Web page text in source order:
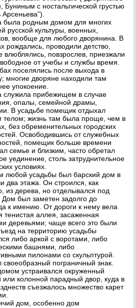
Буниным с ностальгической грустью
была родным домом для многих
русской культуры, военных,
вообще для любого дворянина. В
рождались, проводили детство,
влюблялись, повзрослев, приезжали
от учебы и службы время.
поселялись после выхода в
многие дворяне находили там
упокоение.
служила прибежищем в случае
опалы, семейной драмы,
В усадьбе помещик отдыхал
телом; жизнь там была проще, чем в
без обременительных городских
Освободившись от служебных
помещик больше времени
семье и близким, часто обретал
уединение, столь затруднительное
условиях.
любой усадьбы был барский дом в
два этажа. Он строился, как
из дерева, но отделывался под
Дом был заметен задолго до
к имению. От дороги к нему вела
тенистая аллея, засаженная
деревьями; чаще всего это были
на территорию усадьбы
либо аркой с воротами, либо
башнями, либо
пилонами со скульптурой.
своеобразный пограничный знак.
устраивался окруженный
или колонной парадный двор, куда в
съезжалось множество карет
дом, особенно дом